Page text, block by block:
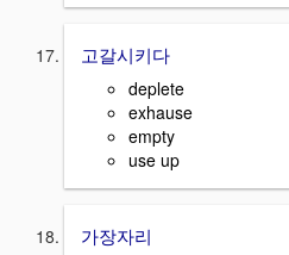
고갈시키다
deplete
exhause
empty
use up
가장자리